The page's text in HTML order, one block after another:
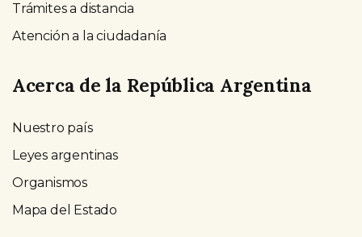
Trámites a distancia
Atención a la ciudadanía
Acerca de la República Argentina
Nuestro país
Leyes argentinas
Organismos
Mapa del Estado